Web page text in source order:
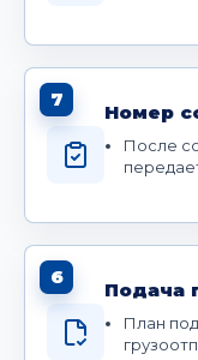
7
Номер
После
6
Подача
План